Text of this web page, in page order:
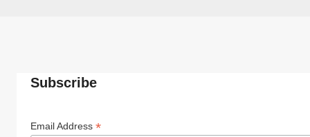
Subscribe
Email Address *